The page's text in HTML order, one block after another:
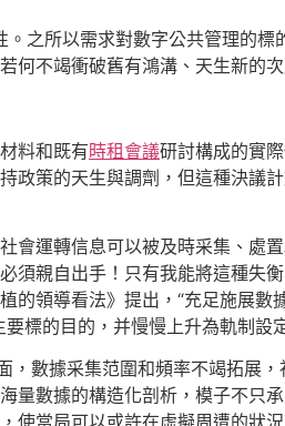
之所以需求對數字公共管理的標
何不竭衝破舊有鴻溝、天生新的次
料和既有時租會議研討構成的實
政策的天生與調劑，但這種決議
會運轉信息可以被及時采集、處
須親自出手！只有我能將這種失
領導看法》提出，“充足施展數
標的目的，并慢慢上升為軌制設
數據采集范圍和頻率不竭拓展，
量數據的構造化剖析，模子不只